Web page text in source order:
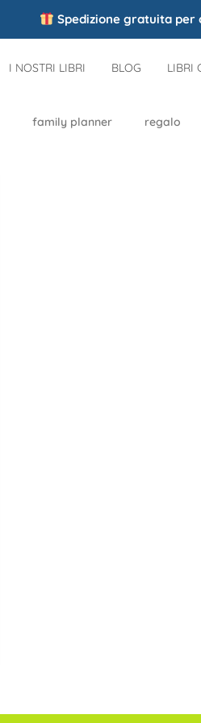
Spedizione gratuita per
I NOSTRI LIBRI BLOG LIBRI
family planner regalo